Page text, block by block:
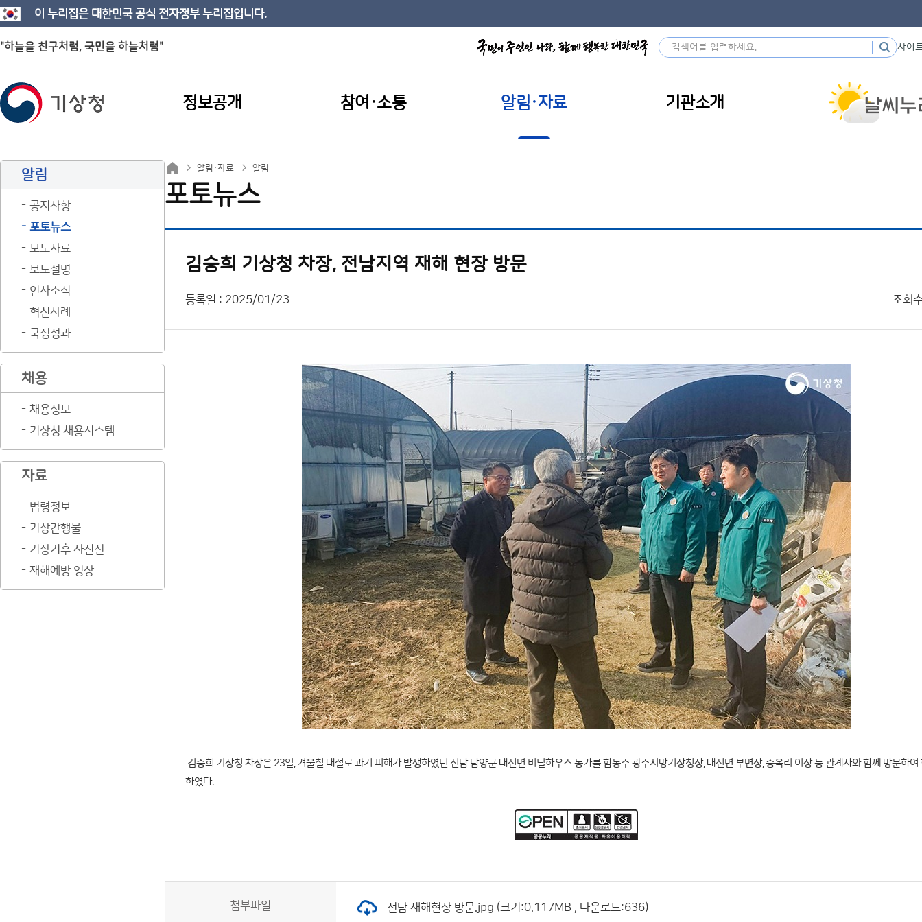
이 누리집은 대한민국 공식 전자정부 누리집입니다.
"하늘을 친구처럼, 국민을 하늘처럼" 사이
정보공개 참여·소통 알림·자료 기관소개
알림
공지사항
포토뉴스
보도자료
보도설명
인사소식
혁신사례
국정성과
채용
채용정보
기상청 채용시스템
자료
법령정보
기상간행물
기상기후 사진전
재해예방 영상
알림·자료 알림
포토뉴스
김승희 기상청 차장, 전남지역 재해 현장 방문
등록일 : 2025/01/23 조회
김승희 기상청 차장은 23일, 겨울철 대설로 과거 피해가 발생하였던 전남 담양군 대전면 비닐하우스 농가를 함동주 광주지방기상청장, 대전면 부면장, 중옥리 이장 등 관계자와 함께 방문하여
하였다.
첨부파일 전남 재해현장 방문.jpg (크기:0.117MB , 다운로드:636)